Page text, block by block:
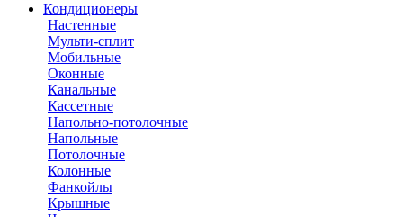
Кондиционеры
Настенные
Мульти-сплит
Мобильные
Оконные
Канальные
Кассетные
Напольно-потолочные
Напольные
Потолочные
Колонные
Фанкойлы
Крышные